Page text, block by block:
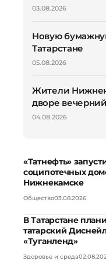
03.08.2026
Новую
Татарстане
05.08.2026
Жители
дворе
04.08.2026
«Татнефть»
соципотечных
Нижнекамске
Общество03.08.2026
В Татарстане
татарский
«Туганленд»
Здоровье и среда